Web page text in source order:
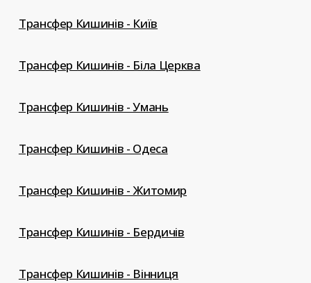
Трансфер Кишинів - Київ
Трансфер Кишинів - Біла Церква
Трансфер Кишинів - Умань
Трансфер Кишинів - Одеса
Трансфер Кишинів - Житомир
Трансфер Кишинів - Бердичів
Трансфер Кишинів - Вінниця